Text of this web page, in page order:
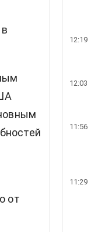
от
12:19
12:03
11:56
11:29